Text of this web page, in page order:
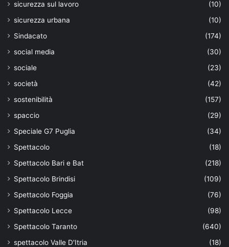
sicurezza sul lavoro
(10)
sicurezza urbana
(10)
Sindacato
(174)
social media
(30)
sociale
(23)
società
(42)
sostenibilità
(157)
spaccio
(29)
Speciale G7 Puglia
(34)
Spettacolo
(18)
Spettacolo Bari e Bat
(218)
Spettacolo Brindisi
(109)
Spettacolo Foggia
(76)
Spettacolo Lecce
(98)
Spettacolo Taranto
(640)
spettacolo Valle D'Itria
(18)